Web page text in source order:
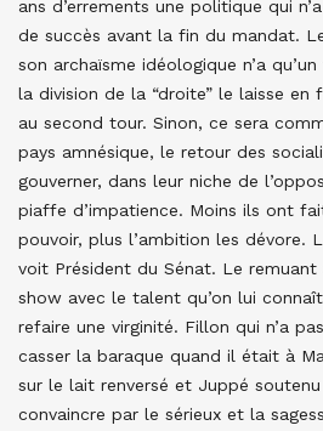
ans d’errements une politique qui
de succès avant la fin du mandat.
son archaïsme idéologique n’a
la division de la “droite” le laisse en
au second tour. Sinon, ce sera
pays amnésique, le retour des
gouverner, dans leur niche de
piaffe d’impatience. Moins ils ont
pouvoir, plus l’ambition les dévore.
voit Président du Sénat. Le remuant
show avec le talent qu’on lui
refaire une virginité. Fillon qui n’a
casser la baraque quand il était à
sur le lait renversé et Juppé
convaincre par le sérieux et la